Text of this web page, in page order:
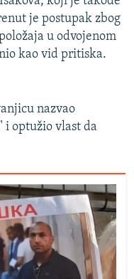
je postupak zbog
u odvojenom
kao vid pritiska.
nazvao
i optužio vlast da